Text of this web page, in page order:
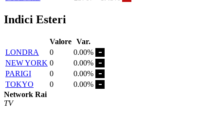
Indici Esteri
Valore Var.
LONDRA
0
0.00%
NEW YORK 0
0.00%
PARIGI
0
0.00%
TOKYO
0
0.00%
Network Rai
TV